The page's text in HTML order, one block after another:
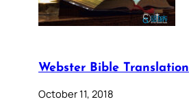
Webster Bible Translation
October 11, 2018